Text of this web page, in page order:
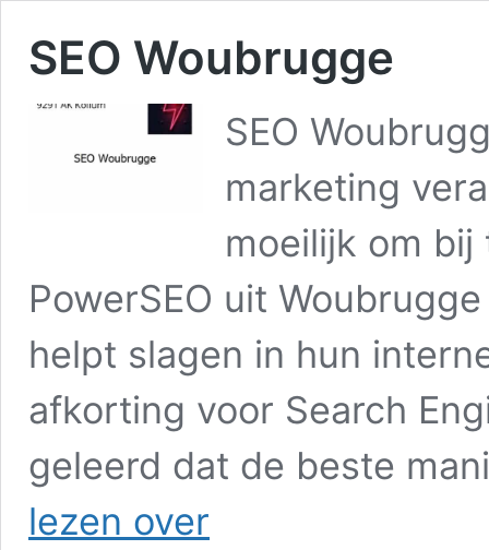
SEO Woubrugge
SEO
marketing
moeilijk om bij
PowerSEO uit
helpt slagen in hun
afkorting voor Search
geleerd dat de beste
lezen over